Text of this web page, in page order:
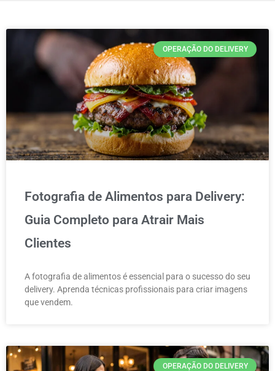
OPERAÇÃO DO DELIVERY
Fotografia de Alimentos para Delivery:
Guia Completo para Atrair Mais
Clientes
A fotografia de alimentos é essencial para o sucesso do seu
delivery. Aprenda técnicas profissionais para criar imagens
que vendem.
OPERAÇÃO DO DELIVERY